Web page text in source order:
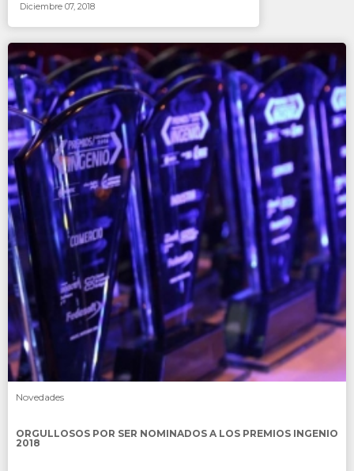
Diciembre 07, 2018
SABER MÁS
Novedades
ORGULLOSOS POR SER NOMINADOS A LOS PREMIOS INGENIO
2018